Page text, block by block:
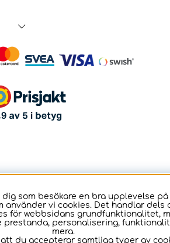
dig som besökare en bra upplevelse på
använder vi cookies. Det handlar dels
för webbsidans grundfunktionalitet,
prestanda, personalisering,
mera.
du accepterar samtliga typer av